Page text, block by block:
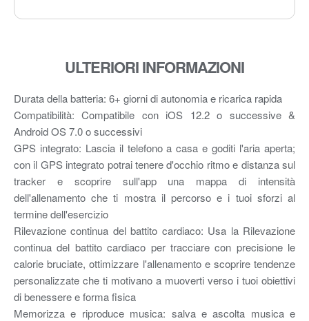
ULTERIORI INFORMAZIONI
Durata della batteria: 6+ giorni di autonomia e ricarica rapida
Compatibilità: Compatibile con iOS 12.2 o successive &
Android OS 7.0 o successivi
GPS integrato: Lascia il telefono a casa e goditi l'aria aperta;
con il GPS integrato potrai tenere d'occhio ritmo e distanza sul
tracker e scoprire sull'app una mappa di intensità
dell'allenamento che ti mostra il percorso e i tuoi sforzi al
termine dell'esercizio
Rilevazione continua del battito cardiaco: Usa la Rilevazione
continua del battito cardiaco per tracciare con precisione le
calorie bruciate, ottimizzare l'allenamento e scoprire tendenze
personalizzate che ti motivano a muoverti verso i tuoi obiettivi
di benessere e forma fisica
Memorizza e riproduce musica: salva e ascolta musica e